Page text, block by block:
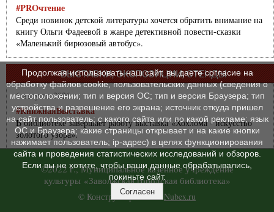
#PROчтение
Среди новинок детской литературы хочется обратить внимание на
книгу Ольги Фадеевой в жанре детективной повести-сказки
«Маленький бирюзовый автобус».
ВЫСТАВКИ, ЭКСПОЗИЦИИ, СТЕНДЫ
6 августа 2026 г.
#КнижнаяВыставка
В библиотеке завершает работу выставка «Хохлома - искусство
золотого узора».
©2022 г., Муниципальное казенное учреждение
культуры «Заволжская городская библиотека»
© Конструктор сайтовNubex.ru
Продолжая использовать наш сайт, вы даете согласие на
обработку файлов cookie, пользовательских данных (сведения о
местоположении; тип и версия ОС; тип и версия Браузера; тип
устройства и разрешение его экрана; источник откуда пришел
на сайт пользователь; с какого сайта или по какой рекламе; язык
ОС и Браузера; какие страницы открывает и на какие кнопки
нажимает пользователь; ip-адрес) в целях функционирования
сайта и проведения статистических исследований и обзоров.
Если вы не хотите, чтобы ваши данные обрабатывались,
покиньте сайт.
Согласен